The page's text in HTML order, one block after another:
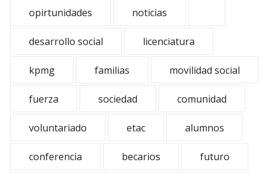
opirtunidades noticias
desarrollo social licenciatura
kpmg familias movilidad social
fuerza sociedad comunidad
voluntariado etac alumnos
conferencia becarios futuro